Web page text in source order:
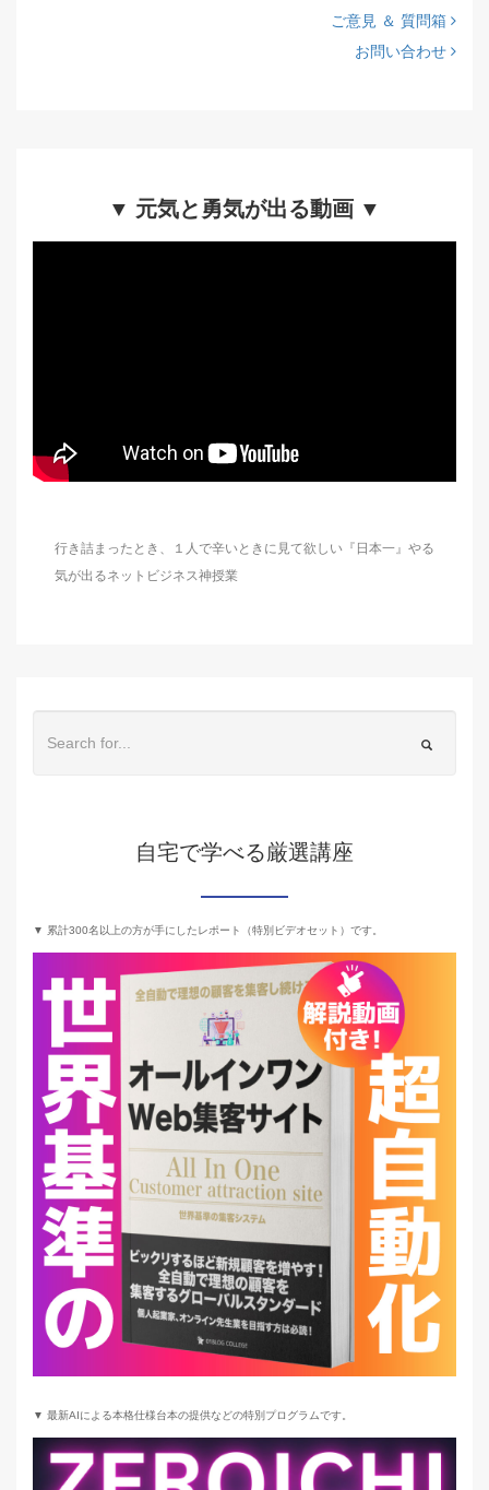
ご意見 ＆ 質問箱
お問い合わせ
▼ 元気と勇気が出る動画 ▼
行き詰まったとき、１人で辛いときに見て欲しい『日本一』やる
気が出るネットビジネス神授業
自宅で学べる厳選講座
▼ 累計300名以上の方が手にしたレポート（特別ビデオセット）です。
▼ 最新AIによる本格仕様台本の提供などの特別プログラムです。